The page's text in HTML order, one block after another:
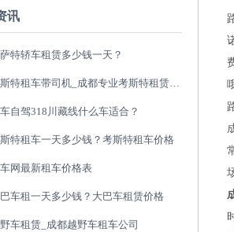
讯
特轿车租赁多少钱一天？
成都考斯特租车带司机_成都专业考斯特租赁平台
自驾318川藏线什么车适合？
特租车一天多少钱？考斯特租车价格
网最新租车价格表
车租一天多少钱？大巴车租赁价格
车租赁_成都越野车租车公司